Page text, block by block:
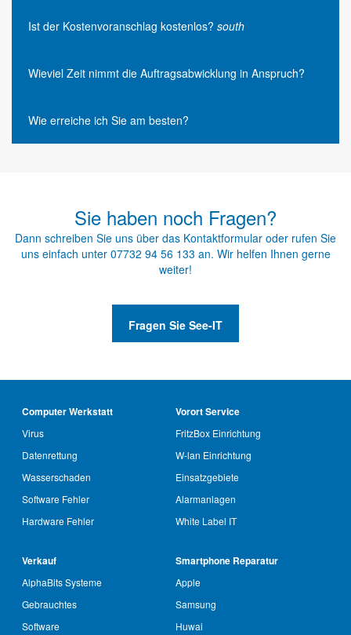
Ist der Kostenvoranschlag kostenlos? south
Wieviel Zeit nimmt die Auftragsabwicklung in Anspruch?
Wie erreiche ich Sie am besten?
Sie haben noch Fragen?
Dann schreiben Sie uns über das Kontaktformular oder rufen Sie
uns einfach unter 07732 94 56 133 an. Wir helfen Ihnen gerne
weiter!
Fragen Sie See-IT
Computer Werkstatt
Virus
Datenrettung
Wasserschaden
Software Fehler
Hardware Fehler
Vorort Service
FritzBox Einrichtung
W-lan Einrichtung
Einsatzgebiete
Alarmanlagen
White Label IT
Verkauf
AlphaBits Systeme
Gebrauchtes
Software
Smartphone Reparatur
Apple
Samsung
Huwai